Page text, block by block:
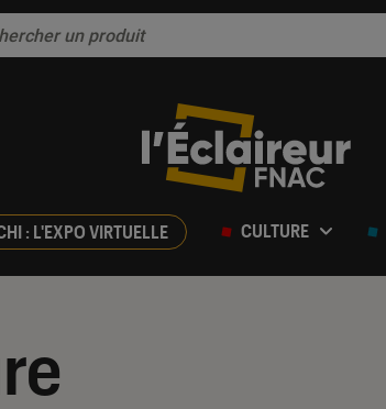
: L'EXPO VIRTUELLE CULTURE